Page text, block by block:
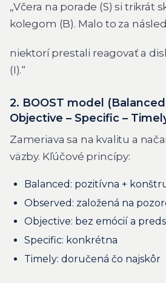
„Včera na porade (S) si trikrát
kolegom (B). Malo to za
niektorí prestali reagovať a
(I).“
2. BOOST model
Objective – Specific –
Zameriava sa na kvalitu a
väzby. Kľúčové princípy:
Balanced: pozitívna +
Observed: založená na
Objective: bez emócií a
Specific: konkrétna
Timely: doručená čo najskôr